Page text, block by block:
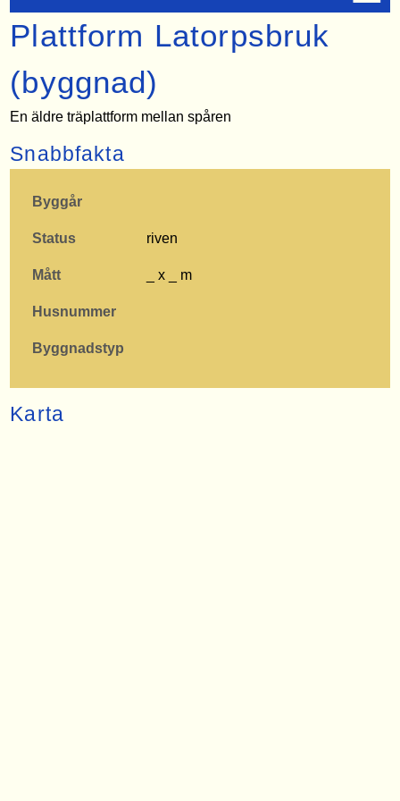
Plattform Latorpsbruk
(byggnad)
En äldre träplattform mellan spåren
Snabbfakta
Byggår
Status riven
Mått _ x _ m
Husnummer
Byggnadstyp
Karta